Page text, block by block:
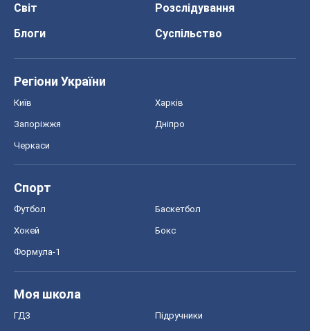
Світ
Розслідування
Блоги
Суспільство
Регіони України
Київ Харків
Запоріжжя Дніпро
Черкаси
Спорт
Футбол Баскетбол
Хокей Бокс
Формула-1
Моя школа
ГДЗ Підручники